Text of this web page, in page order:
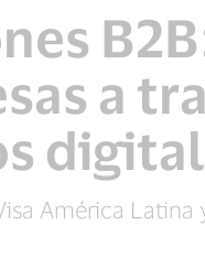
a
América Latina